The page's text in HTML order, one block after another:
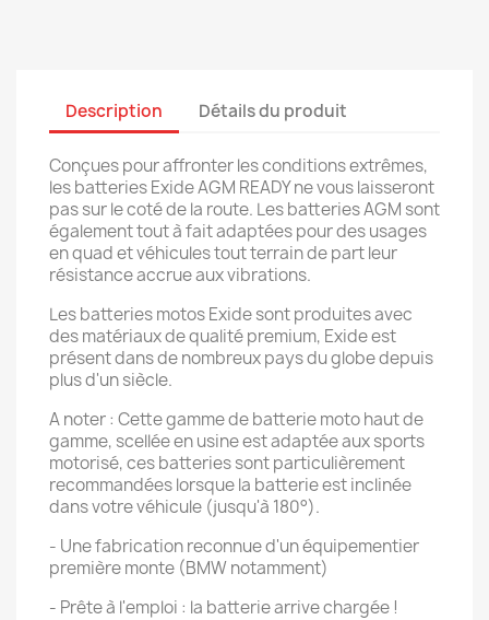
Description Détails du produit
Conçues pour affronter les conditions extrêmes,
les batteries Exide AGM READY ne vous laisseront
pas sur le coté de la route. Les batteries AGM sont
également tout à fait adaptées pour des usages
en quad et véhicules tout terrain de part leur
résistance accrue aux vibrations.
Les batteries motos Exide sont produites avec
des matériaux de qualité premium, Exide est
présent dans de nombreux pays du globe depuis
plus d'un siècle.
A noter : Cette gamme de batterie moto haut de
gamme, scellée en usine est adaptée aux sports
motorisé, ces batteries sont particulièrement
recommandées lorsque la batterie est inclinée
dans votre véhicule (jusqu'à 180°).
- Une fabrication reconnue d'un équipementier
première monte (BMW notamment)
- Prête à l'emploi : la batterie arrive chargée !